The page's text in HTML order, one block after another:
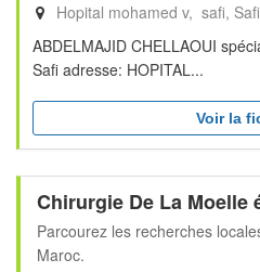
Hopital mohamed v, safi Safi
ABDELMAJID CHELLAOUI
Safi adresse: HOPITAL...
Voir la
Chirurgie De La Moelle
Parcourez les recherches
Maroc.